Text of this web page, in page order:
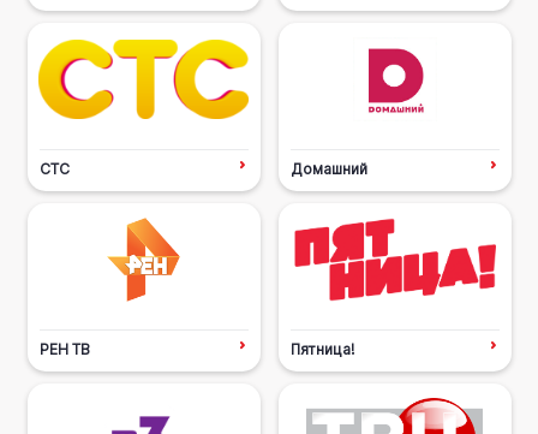
СТС Домашний
РЕН ТВ Пятница!